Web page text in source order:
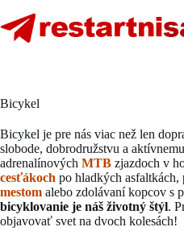
to
content
Bicykel
Bicykel je pre nás viac než len
slobode, dobrodružstvu a
adrenalínových MTB zjazdoch v
cesťákoch po hladkých asfaltkách,
mestom alebo zdolávaní kopcov s
bicyklovanie je náš životný štýl.
objavovať svet na dvoch kolesách!